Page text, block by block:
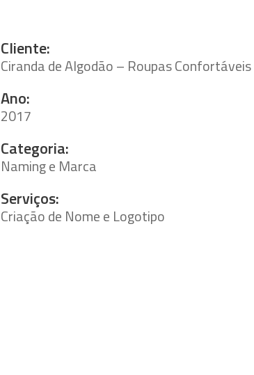
Cliente:
Ciranda de Algodão – Roupas Confortáveis
Ano:
2017
Categoria:
Naming e Marca
Serviços:
Criação de Nome e Logotipo